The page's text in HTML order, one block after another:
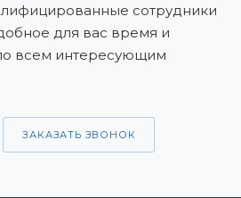
сотрудники
для вас время и
всем интересующим
ЗАКАЗАТЬ ЗВОНОК